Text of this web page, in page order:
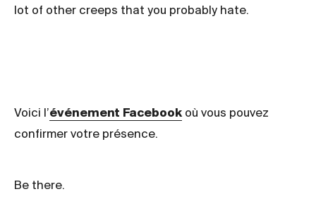
lot of other creeps that you probably hate.
Voici l’événement Facebookoù vous pouvez
confirmer votre présence.
Be there.